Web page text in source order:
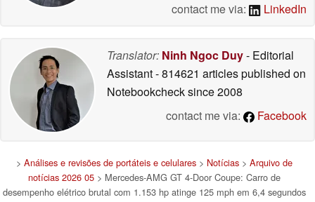
contact me via:
LinkedIn
Translator: Ninh Ngoc Duy- Editorial
Assistant- 814621 articles published on
Notebookchecksince 2008
contact me via:
Facebook
> Análises e revisões de portáteis e celulares> Notícias> Arquivo de
notícias 2026 05> Mercedes-AMG GT 4-Door Coupe: Carro de
desempenho elétrico brutal com 1.153 hp atinge 125 mph em 6,4 segundos